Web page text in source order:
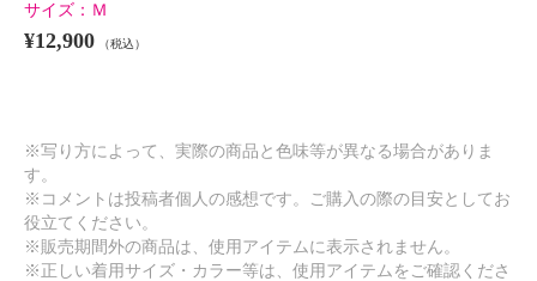
サイズ： Ｍ
¥12,900 （税込）
※写り方によって、実際の商品と色味等が異なる場合がありま
す。
※コメントは投稿者個人の感想です。ご購入の際の目安としてお
役立てください。
※販売期間外の商品は、使用アイテムに表示されません。
※正しい着用サイズ・カラー等は、使用アイテムをご確認くださ